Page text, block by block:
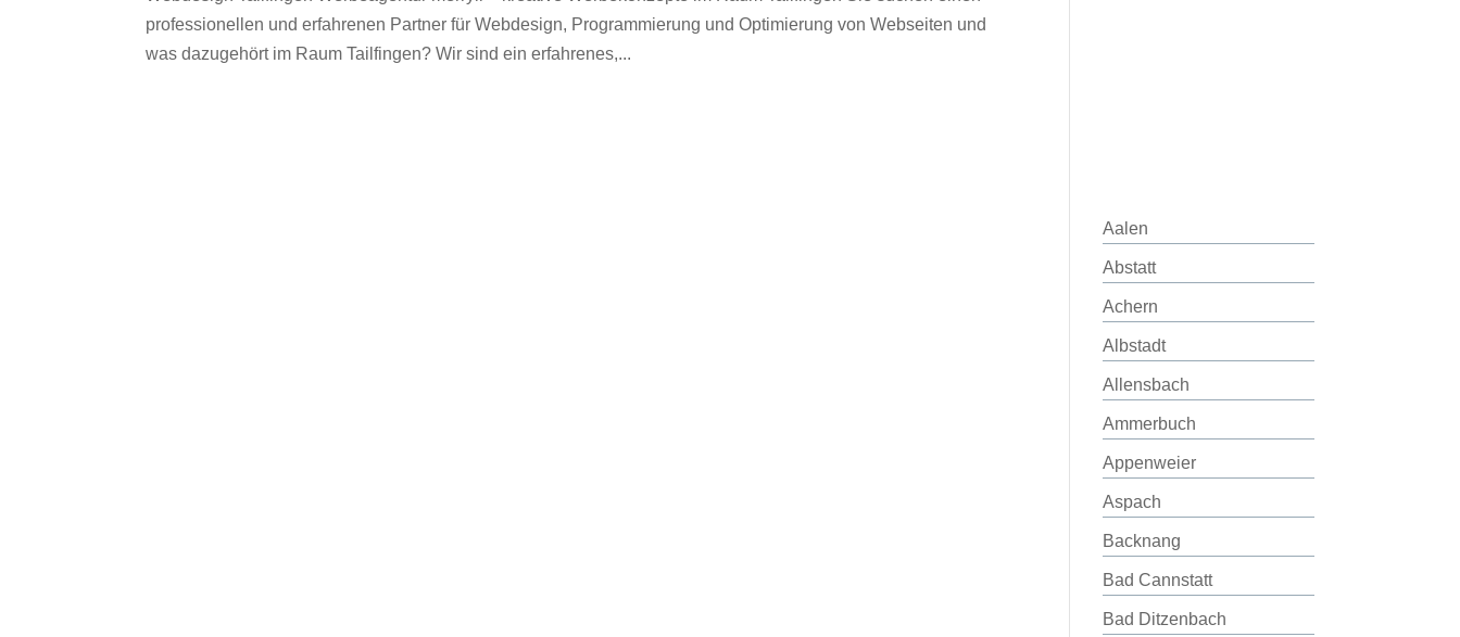
professionellen und erfahrenen Partner für Webdesign, Programmierung und Optimierung von Webseiten und
was dazugehört im Raum Tailfingen? Wir sind ein erfahrenes,...
Aalen
Abstatt
Achern
Albstadt
Allensbach
Ammerbuch
Appenweier
Aspach
Backnang
Bad Cannstatt
Bad Ditzenbach